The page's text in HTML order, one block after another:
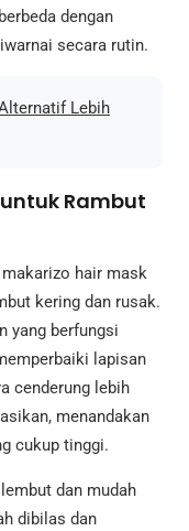
dengan
secara rutin.
Lebih
Rambut
hair mask
kering dan rusak.
yang berfungsi
lapisan
cenderung lebih
menandakan
cukup tinggi.
dan mudah
dibilas dan